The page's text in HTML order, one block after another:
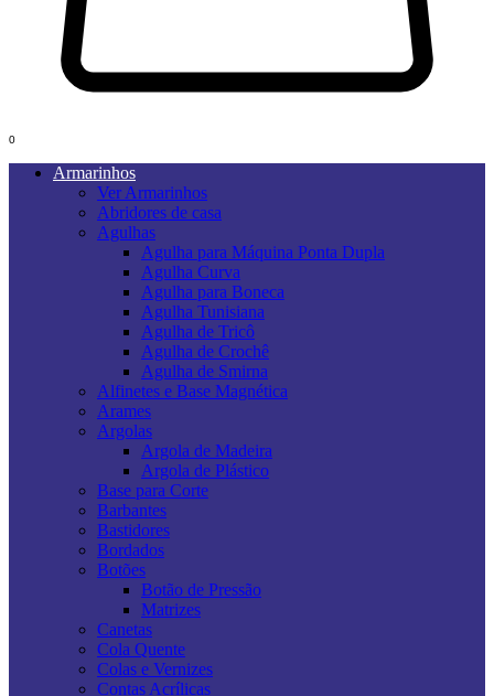
0
Armarinhos
Ver Armarinhos
Abridores de casa
Agulhas
Agulha para Máquina Ponta Dupla
Agulha Curva
Agulha para Boneca
Agulha Tunisiana
Agulha de Tricô
Agulha de Crochê
Agulha de Smirna
Alfinetes e Base Magnética
Arames
Argolas
Argola de Madeira
Argola de Plástico
Base para Corte
Barbantes
Bastidores
Bordados
Botões
Botão de Pressão
Matrizes
Canetas
Cola Quente
Colas e Vernizes
Contas Acrílicas